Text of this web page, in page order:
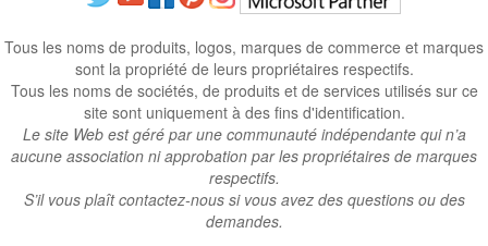
Tous les noms de produits, logos, marques de commerce et marques
sont la propriété de leurs propriétaires respectifs.
Tous les noms de sociétés, de produits et de services utilisés sur ce
site sont uniquement à des fins d'identification.
Le site Web est géré par une communauté indépendante qui n’a
aucune association ni approbation par les propriétaires de marques
respectifs.
S’il vous plaît contactez-nous si vous avez des questions ou des
demandes.